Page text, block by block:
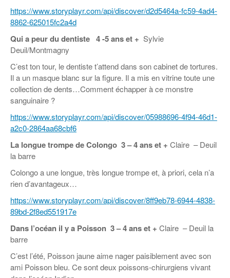
https://www.storyplayr.com/api/discover/d2d5464a-fc59-4ad4-
8862-625015fc2a4d
Qui a peur du dentiste 4 -5 ans et + Sylvie
Deuil/Montmagny
C’est ton tour, le dentiste t’attend dans son cabinet de tortures.
Il a un masque blanc sur la figure. Il a mis en vitrine toute une
collection de dents…Comment échapper à ce monstre
sanguinaire ?
https://www.storyplayr.com/api/discover/05988696-4f94-46d1-
a2c0-2864aa68cbf6
La longue trompe de Colongo 3 – 4 ans et + Claire – Deuil
la barre
Colongo a une longue, très longue trompe et, à priori, cela n’a
rien d’avantageux…
https://www.storyplayr.com/api/discover/8ff9eb78-6944-4838-
89bd-2f8ed551917e
Dans l’océan il y a Poisson 3 – 4 ans et + Claire – Deuil la
barre
C’est l’été, Poisson jaune aime nager paisiblement avec son
ami Poisson bleu. Ce sont deux poissons-chirurgiens vivant